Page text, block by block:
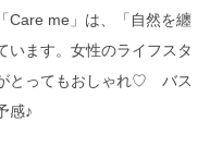
Care me」は、「自然を纏
います。女性のライフスタ
とってもおしゃれ♡ バス
感♪